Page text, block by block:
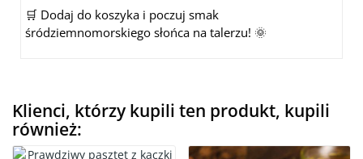
🛒 Dodaj do koszyka i poczuj smak
śródziemnomorskiego słońca na talerzu! 🌞
Klienci, którzy kupili ten produkt, kupili
również: